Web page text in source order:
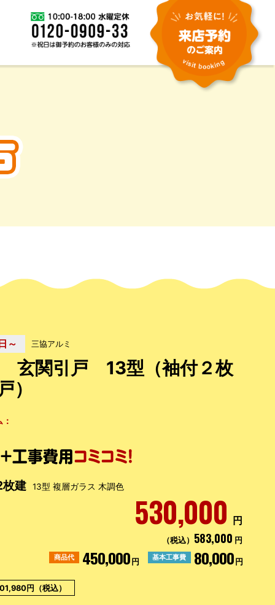
～ 三協アルミ
玄関引戸 13型（袖付２枚
建 13型 複層ガラス 木調色
530,000 円
（税込） 583,000 円
商品代 450,000円 基本工事費 80,000 円
円（税込）